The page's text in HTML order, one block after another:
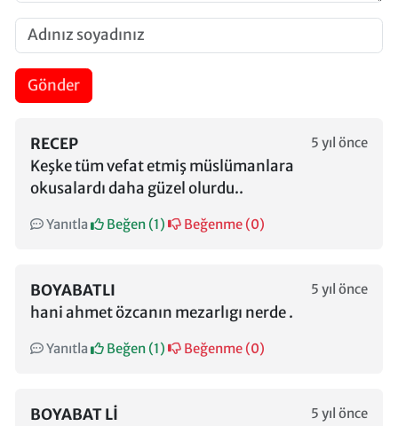
Gönder
RECEP 5 yıl önce
Keşke tüm vefat etmiş müslümanlara
okusalardı daha güzel olurdu..
Yanıtla Beğen (1) Beğenme (0)
BOYABATLI 5 yıl önce
hani ahmet özcanın mezarlıgı nerde .
Yanıtla Beğen (1) Beğenme (0)
BOYABAT LI 5 yıl önce